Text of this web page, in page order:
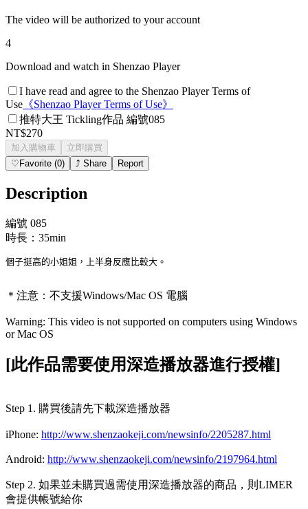
The video will be authorized to your account
4
Download and watch in Shenzao Player
I have read and agree to the Shenzao Player Terms of
Use 《Shenzao Player Terms of Use》
推特大王 Tickling作品 編號085
NT$270
加入購物車
立即購買
♡ Favorite (0) ⤴ Share Report
Description
編號 085
時長：35min
個子挺高的小姐姐，上半身反應比較大。
＊注意： 不支援Windows/Mac OS 電腦
Warning: This video is not supported on computers using Windows
or Mac OS
[此作品需要使用深造播放器進行授權]
Step 1. 購買後請先下載深造播放器
iPhone: http://www.shenzaokeji.com/newsinfo/2205287.html
Android: http://www.shenzaokeji.com/newsinfo/2197964.html
Step 2. 如果並未購買過需使用深造播放器的商品，則LIMER
會提供帳號給你